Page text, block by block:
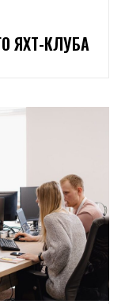
ЯХТ-КЛУБА